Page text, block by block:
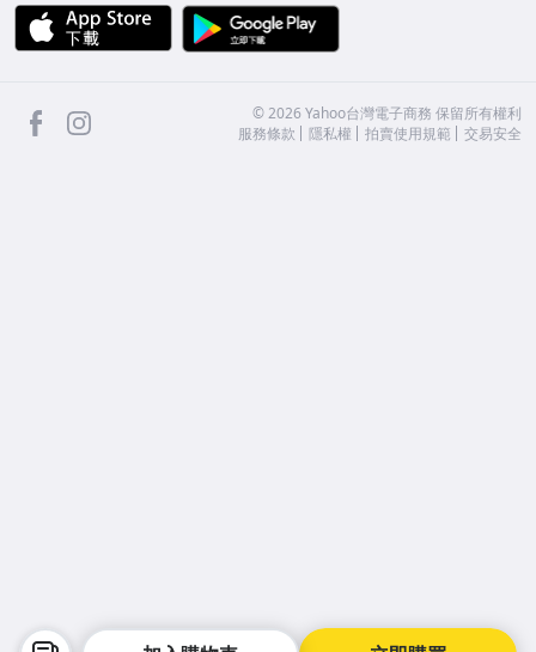
APP Store
facebook ©2026 Yahoo台灣電子商務 保留所有權利
服務條款
隱私權 拍賣使用規範 交易安全